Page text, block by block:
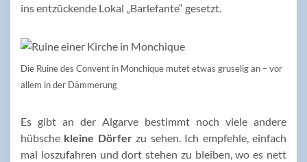
ins entzückende Lokal „Barlefante“ gesetzt.
Die Ruine des Convent in Monchique mutet etwas gruselig an – vor
allem in der Dämmerung
Es gibt an der Algarve bestimmt noch viele andere
hübsche kleine Dörferzu sehen. Ich empfehle, einfach
mal loszufahren und dort stehen zu bleiben, wo es nett